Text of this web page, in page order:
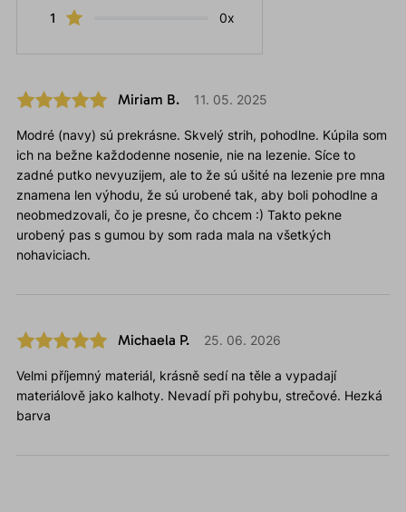
1
0x
Miriam B. 11. 05. 2025
Modré (navy) sú prekrásne. Skvelý strih, pohodlne. Kúpila som
ich na bežne každodenne nosenie, nie na lezenie. Síce to
zadné putko nevyuzijem, ale to že sú ušité na lezenie pre mna
znamena len výhodu, že sú urobené tak, aby boli pohodlne a
neobmedzovali, čo je presne, čo chcem :) Takto pekne
urobený pas s gumou by som rada mala na všetkých
nohaviciach.
Michaela P. 25. 06. 2026
Velmi příjemný materiál, krásně sedí na těle a vypadají
materiálově jako kalhoty. Nevadí při pohybu, strečové. Hezká
barva